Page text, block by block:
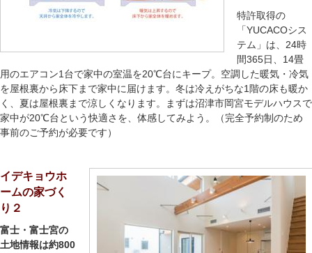
特許取得の
「YUCACOシス
テム」は、24時
間365日、14畳
用のエアコン1台で家中の室温を20℃台にキープ。空調した暖気・冷気
を屋根裏から床下まで家中に届けます。冬は冷えがちな1階の床も暖か
く、夏は屋根裏まで涼しくなります。まずは沼津市岡宮モデルハウスで
家中が20℃台という快適さを、体感してみよう。（完全予約制のため
事前のご予約が必要です）
イデキョウホ
ームの家づく
り２
富士・富士宮の
土地情報は約800